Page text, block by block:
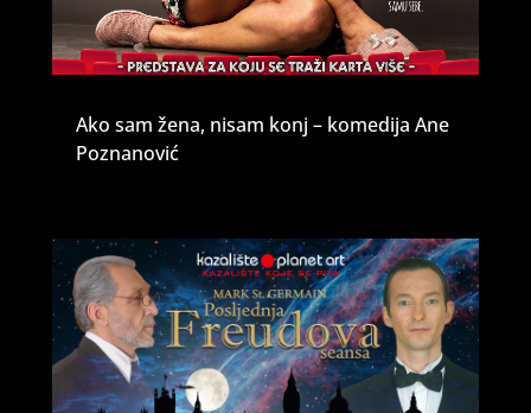
Ako sam žena, nisam konj – komedija Ane
Poznanović